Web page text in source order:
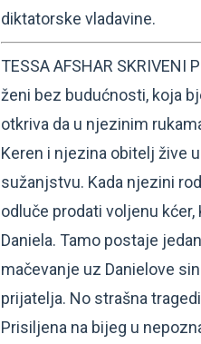
diktatorske vladavine.
TESSA AFSHAR
ženi bez budućnosti, koja
otkriva da u njezinim
Keren i njezina obitelj žive
sužanjstvu. Kada njezini
odluče prodati voljenu
Daniela. Tamo postaje
mačevanje uz Danielove
prijatelja. No strašna
Prisiljena na bijeg u